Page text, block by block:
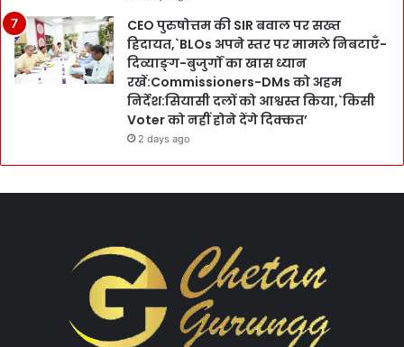
CEO पुरुषोत्तम की SIR बवाल पर सख्त
हिदायत,`BLOs अपने स्तर पर मामले निबटाएँ-
दिव्याङ्ग-बुजुर्गों का खास ध्यान
रखें:Commissioners-DMs को अहम
निर्देश:सियासी दलों को आश्वस्त किया,`किसी
Voter को नहीं होने देंगे दिक्कत’
2 days ago